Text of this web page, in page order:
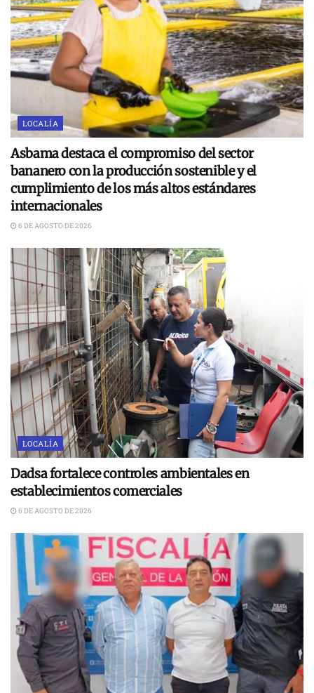
LOCALÍA
Asbama destaca el compromiso del sector
bananero con la producción sostenible y el
cumplimiento de los más altos estándares
internacionales
6 DE AGOSTO DE 2026
LOCALÍA
Dadsa fortalece controles ambientales en
establecimientos comerciales
6 DE AGOSTO DE 2026